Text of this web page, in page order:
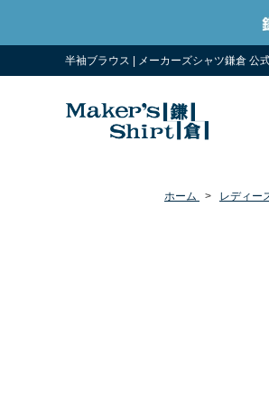
半袖ブラウス | メーカーズシャツ鎌倉 公
ホーム > レディー